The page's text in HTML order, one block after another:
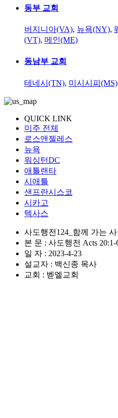
동부 교회
버지니아(VA), 뉴욕(NY),
(VT), 메인(ME)
동남부 교회
테네시(TN), 미시시피(MS)
QUICK LINK
미주 전체
로스앤젤레스
뉴욕
워싱턴DC
애틀랜타
시애틀
샌프란시스코
시카고
텍사스
사도행전124_함께 가는
본 문 : 사도행전 Acts 20:1-
일 자 : 2023-4-23
설교자 : 백신종 목사
교회 : 벧엘교회